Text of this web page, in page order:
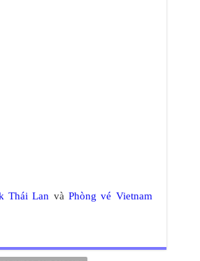
Thái Lan và Phòng vé Vietnam